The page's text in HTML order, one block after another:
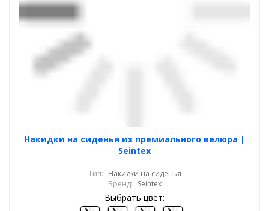
Накидки на сиденья из премиального велюра |
Seintex
Тип: Накидки на сиденья
Бренд: Seintex
Выбрать цвет: